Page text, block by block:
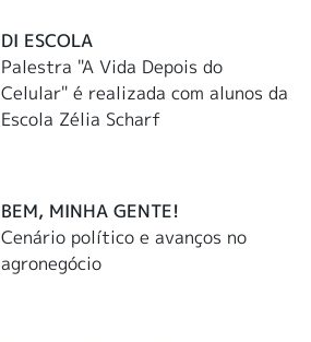
DI ESCOLA
Palestra "A Vida Depois do
Celular" é realizada com alunos da
Escola Zélia Scharf
BEM, MINHA GENTE!
Cenário político e avanços no
agronegócio